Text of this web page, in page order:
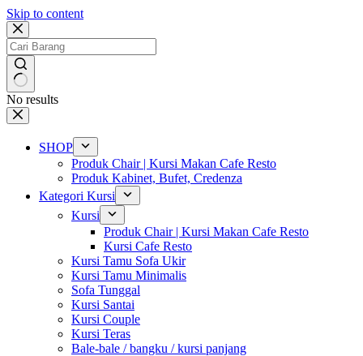
Skip to content
No results
SHOP
Produk Chair | Kursi Makan Cafe Resto
Produk Kabinet, Bufet, Credenza
Kategori Kursi
Kursi
Produk Chair | Kursi Makan Cafe Resto
Kursi Cafe Resto
Kursi Tamu Sofa Ukir
Kursi Tamu Minimalis
Sofa Tunggal
Kursi Santai
Kursi Couple
Kursi Teras
Bale-bale / bangku / kursi panjang